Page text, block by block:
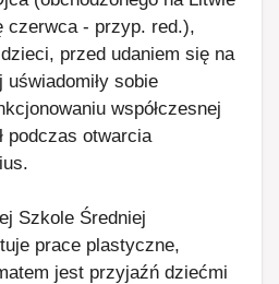
czerwca - przyp. red.),
przed udaniem się na
sobie
współczesnej
podczas otwarcia
Szkole Średniej
prace plastyczne,
jest przyjaźń dziećmi